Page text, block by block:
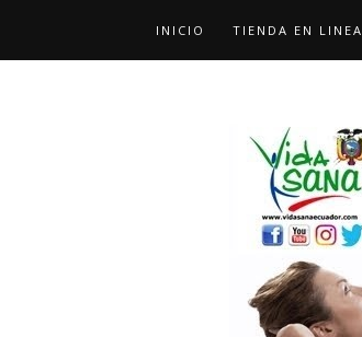
INICIO TIENDA EN LINEA